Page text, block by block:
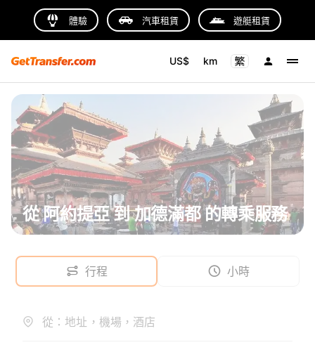
體驗 汽車租賃 遊艇租賃
US$ km
從 阿約提亞 到 加德滿都 的轉乘服務
行程 小時
從：地址，機場，酒店